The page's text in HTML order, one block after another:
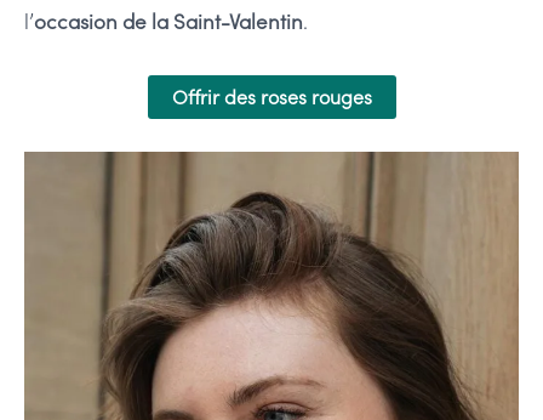
l’occasion de la Saint-Valentin.
Offrir des roses rouges